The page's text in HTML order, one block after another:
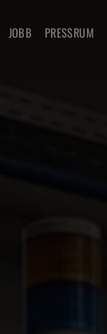
JOBB PRESSRUM